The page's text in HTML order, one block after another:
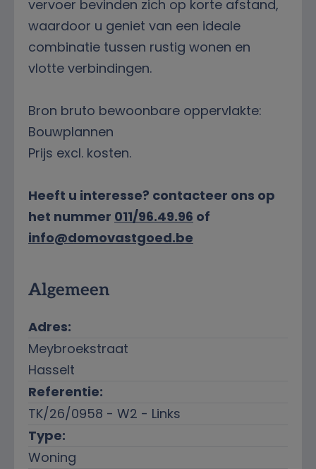
vervoer bevinden zich op korte afstand,
waardoor u geniet van een ideale
combinatie tussen rustig wonen en
vlotte verbindingen.
Bron bruto bewoonbare oppervlakte:
Bouwplannen
Prijs excl. kosten.
Heeft u interesse? contacteer ons op
het nummer 011/96.49.96 of
info@domovastgoed.be
Kenmerken
Algemeen
Adres:
Meybroekstraat
Hasselt
Referentie:
TK/26/0958 - W2 - Links
Type:
Woning